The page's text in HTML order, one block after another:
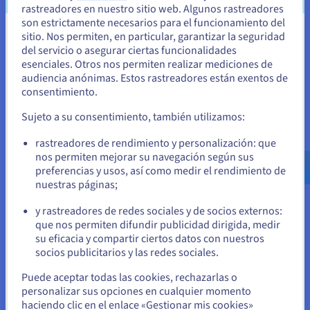
nube y organizaciones con necesidades de infraestructura
dinámicas. Permite que los equipos de TI se concentren en
tareas más estratégicas mientras garantizan la eficiencia, la
escalabilidad y la consistencia en toda la infraestructura.
Herramientas como Puppet, Chef y Ansible son opciones
populares entre los usuarios para automatizar el
aprovisionamiento de servidores.
Ansible es una potente plataforma de automatización para el
aprovisionamiento automatizado de servidores. Con Ansible,
puede automatizar todo el proceso de provisioning. La
arquitectura sin agentes de Ansible y la sencilla sintaxis YAML
facilitan su uso y administración.
Ventajas del aprovisionamiento
de servidores
El aprovisionamiento eficaz de servidores ofrece muchos
beneficios que impactan positivamente en las empresas de
todos los tamaños. Estas son algunas de las principales
ventajas:
Parece que está ubicado en Estados
Unidos
Si quiere hacer un pedido desde Estados Unidos, deberá buscar
el sitio web adecuado y crear una cuenta.
us.ovhcloud.com/learn Inglés USD - $
Permanezca en el sitio web actual
rastreadores en nuestro sitio web. Algunos rastreadores
son estrictamente necesarios para el funcionamiento del
sitio. Nos permiten, en particular, garantizar la seguridad
del servicio o asegurar ciertas funcionalidades
esenciales. Otros nos permiten realizar mediciones de
audiencia anónimas. Estos rastreadores están exentos de
consentimiento.
Sujeto a su consentimiento, también utilizamos:
rastreadores de rendimiento y personalización: que
nos permiten mejorar su navegación según sus
preferencias y usos, así como medir el rendimiento de
nuestras páginas;
y rastreadores de redes sociales y de socios externos:
que nos permiten difundir publicidad dirigida, medir
su eficacia y compartir ciertos datos con nuestros
socios publicitarios y las redes sociales.
Puede aceptar todas las cookies, rechazarlas o
personalizar sus opciones en cualquier momento
haciendo clic en el enlace «Gestionar mis cookies»